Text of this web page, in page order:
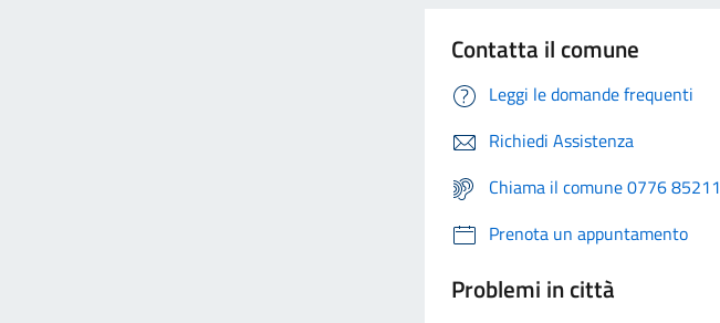
Contatta il comune
Leggi le domande frequenti
Richiedi Assistenza
Chiama il comune 0776 85211
Prenota un appuntamento
Problemi in città